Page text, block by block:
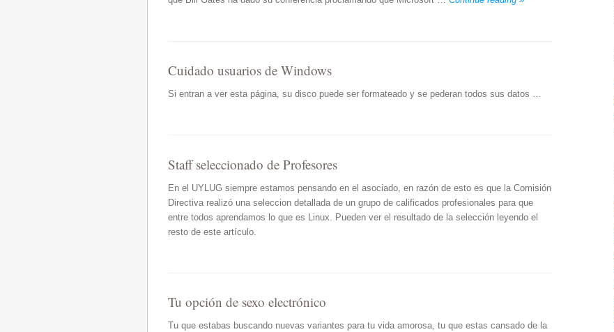
Cuidado usuarios de Windows
Si entran a ver esta página, su disco puede ser formateado y se pederan todos sus datos …
Staff seleccionado de Profesores
En el UYLUG siempre estamos pensando en el asociado, en razón de esto es que la Comisión
Directiva realizó una seleccion detallada de un grupo de calificados profesionales para que
entre todos aprendamos lo que es Linux. Pueden ver el resultado de la selección leyendo el
resto de este artículo.
Tu opción de sexo electrónico
Tu que estabas buscando nuevas variantes para tu vida amorosa, tu que estas cansado de la